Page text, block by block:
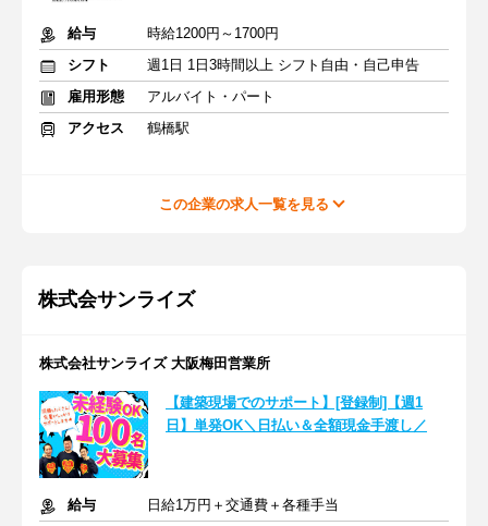
給与
時給1200円～1700円
シフト
週1日 1日3時間以上 シフト自由・自己申告
雇用形態
アルバイト・パート
アクセス
鶴橋駅
この企業の求人一覧を見る
株式会サンライズ
株式会社サンライズ 大阪梅田営業所
【建築現場でのサポート】[登録制]【週1
日】単発OK＼日払い＆全額現金手渡し／
給与
日給1万円＋交通費＋各種手当